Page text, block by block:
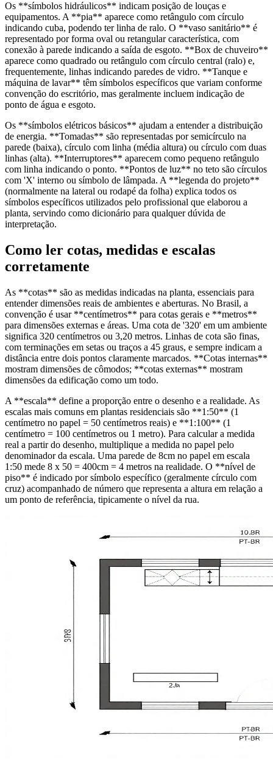
Os **símbolos hidráulicos** indicam posição de louças e
equipamentos. A **pia** aparece como retângulo com círculo
indicando cuba, podendo ter linha de ralo. O **vaso sanitário** é
representado por forma oval ou retangular característica, com
conexão à parede indicando a saída de esgoto. **Box de chuveiro**
aparece como quadrado ou retângulo com círculo central (ralo) e,
frequentemente, linhas indicando paredes de vidro. **Tanque e
máquina de lavar** têm símbolos específicos que variam conforme
convenção do escritório, mas geralmente incluem indicação de
ponto de água e esgoto.
Os **símbolos elétricos básicos** ajudam a entender a distribuição
de energia. **Tomadas** são representadas por semicírculo na
parede (baixa), círculo com linha (média altura) ou círculo com duas
linhas (alta). **Interruptores** aparecem como pequeno retângulo
com linha indicando o ponto. **Pontos de luz** no teto são círculos
com 'X' interno ou símbolo de lâmpada. A **legenda do projeto**
(normalmente na lateral ou rodapé da folha) explica todos os
símbolos específicos utilizados pelo profissional que elaborou a
planta, servindo como dicionário para qualquer dúvida de
interpretação.
Como ler cotas, medidas e escalas
corretamente
As **cotas** são as medidas indicadas na planta, essenciais para
entender dimensões reais de ambientes e aberturas. No Brasil, a
convenção é usar **centímetros** para cotas gerais e **metros**
para dimensões externas e áreas. Uma cota de '320' em um ambiente
significa 320 centímetros ou 3,20 metros. Linhas de cota são finas,
com terminações em setas ou traços a 45 graus, e sempre indicam a
distância entre dois pontos claramente marcados. **Cotas internas**
mostram dimensões de cômodos; **cotas externas** mostram
dimensões da edificação como um todo.
A **escala** define a proporção entre o desenho e a realidade. As
escalas mais comuns em plantas residenciais são **1:50** (1
centímetro no papel = 50 centímetros reais) e **1:100** (1
centímetro = 100 centímetros ou 1 metro). Para calcular a medida
real a partir do desenho, multiplique a medida no papel pelo
denominador da escala. Uma parede de 8cm no papel em escala
1:50 mede 8 x 50 = 400cm = 4 metros na realidade. O **nível de
piso** é indicado por símbolo específico (geralmente círculo com
cruz) acompanhado de número que representa a altura em relação a
um ponto de referência, tipicamente o nível da rua.